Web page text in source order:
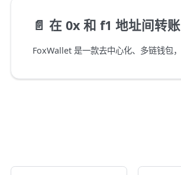
📄️ 在 0x 和 f1 地址间转账